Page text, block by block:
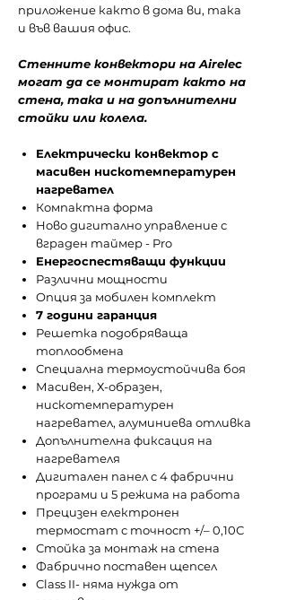
приложение както в дома ви, така
и във вашия офис.
Стенните конвектори на Airelec
могат да се монтират както на
стена, така и на допълнителни
стойки или колела.
Електрически конвектор с
масивен нискотемпературен
нагревател
Компактна форма
Ново дигитално управление с
вграден таймер - Pro
Енергоспестяващи функции
Различни мощности
Опция за мобилен комплект
7 години гаранция
Решетка подобряваща
топлообмена
Специална термоустойчива боя
Масивен, Х-образен,
нискотемпературен
нагревател, алуминиева отливка
Допълнителна фиксация на
нагревателя
Дигитален панел с 4 фабрични
програми и 5 режима на работа
Прецизен електронен
термостат с точност +/– 0,10С
Стойка за монтаж на стена
Фабрично поставен щепсел
Class II- няма нужда от